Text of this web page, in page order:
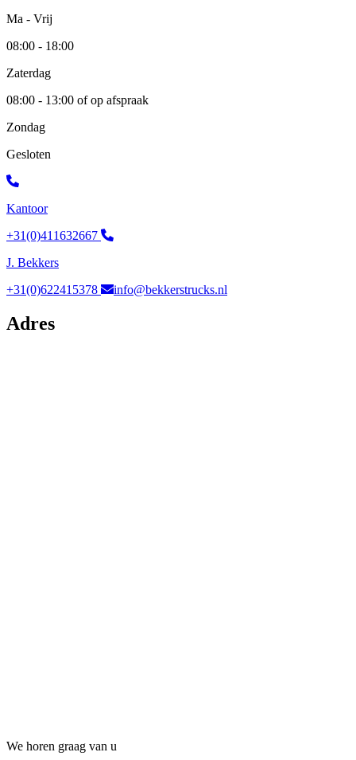
Ma - Vrij
08:00 - 18:00
Zaterdag
08:00 - 13:00 of op afspraak
Zondag
Gesloten
Kantoor
+31(0)411632667
J. Bekkers
+31(0)622415378
info@bekkerstrucks.nl
Adres
We horen graag van u